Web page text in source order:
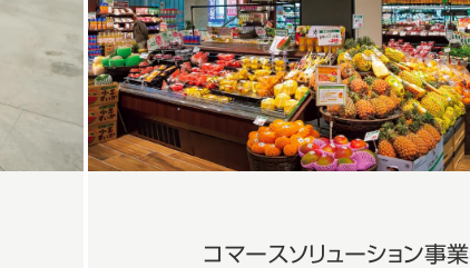
コマースソリューション事業